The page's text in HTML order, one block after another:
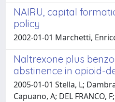
NAIRU, capital
policy
2002-01-01 Marchetti,
Naltrexone plus
abstinence in opioid-
2005-01-01 Stella, L;
Capuano, A; DEL FRANCO,